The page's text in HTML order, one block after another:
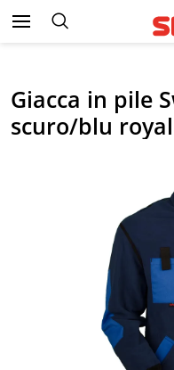
Giacca in pile
scuro/blu royal